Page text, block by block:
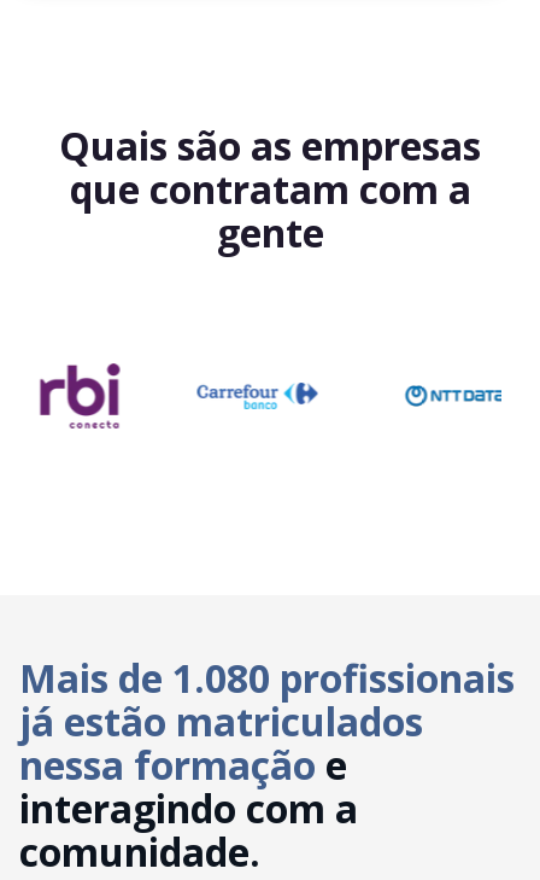
Quais são as empresas
que contratam com a
gente
Mais de 1.080 profissionais
já estão matriculados
nessa formação e
interagindo com a
comunidade.